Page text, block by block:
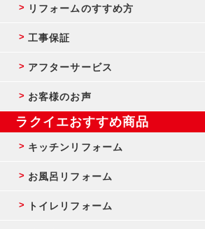
リフォームのすすめ方
工事保証
アフターサービス
お客様のお声
ラクイエおすすめ商品
キッチンリフォーム
お風呂リフォーム
トイレリフォーム